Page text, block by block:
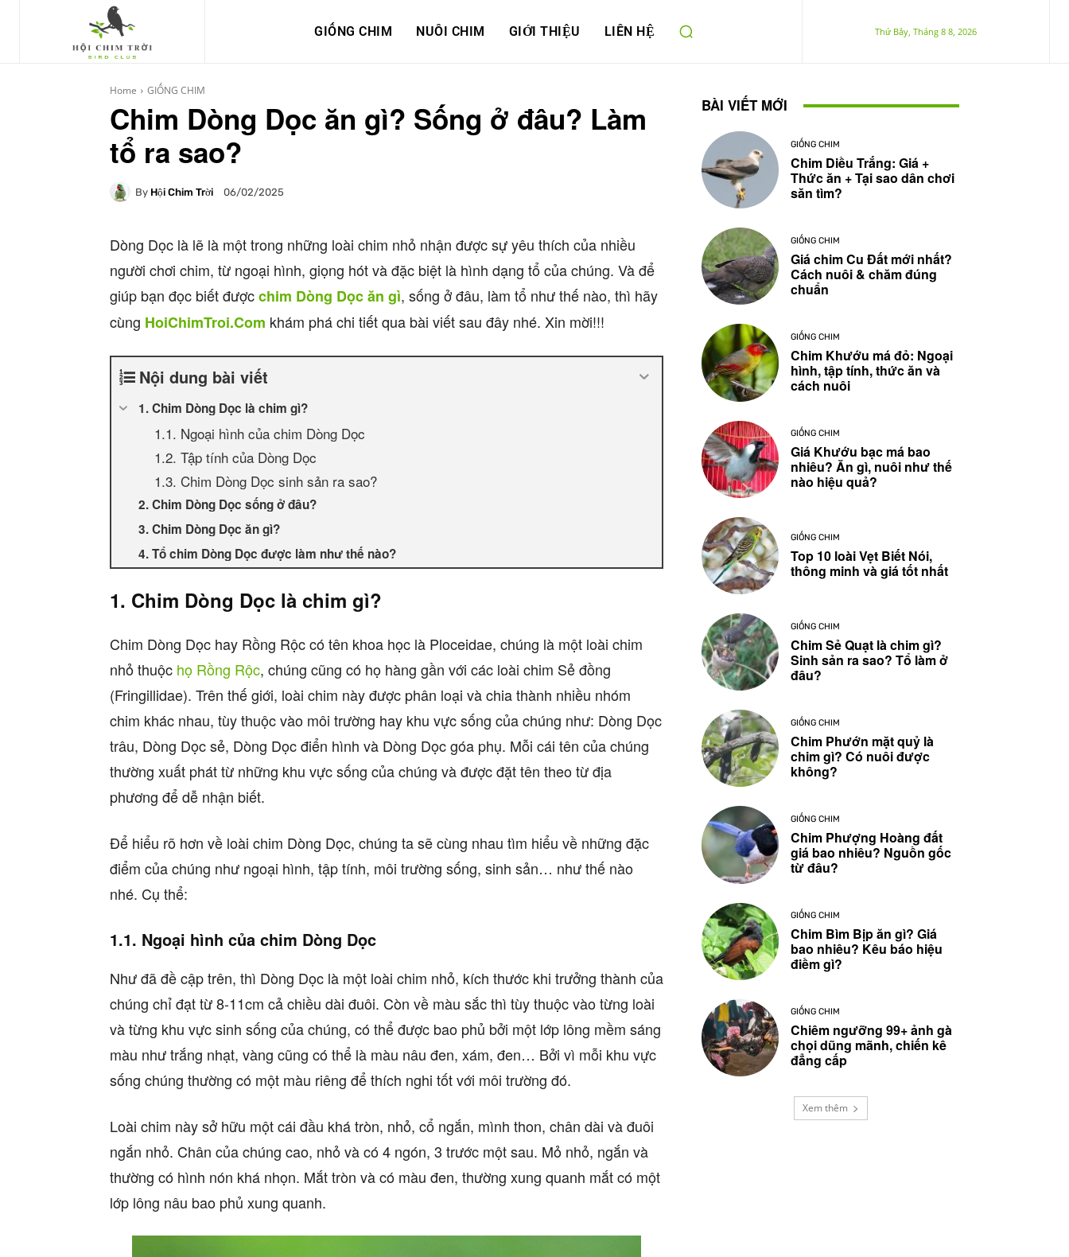
GIỐNG CHIM NUÔI CHIM GIỚI THIỆU LIÊN HỆ Thứ Bảy, Tháng 8 8, 2026
Home GIỐNG CHIM
Chim Dòng Dọc ăn gì? Sống ở đâu? Làm
tổ ra sao?
By Hội Chim Trời 06/02/2025
Dòng Dọc là lẽ là một trong những loài chim nhỏ nhận được sự yêu thích của nhiều
người chơi chim, từ ngoại hình, giọng hót và đặc biệt là hình dạng tổ của chúng. Và để
giúp bạn đọc biết đượcchim Dòng Dọc ăn gì, sống ở đâu, làm tổ như thế nào, thì hãy
cùng HoiChimTroi.Com khám phá chi tiết qua bài viết sau đây nhé. Xin mời!!!
Nội dung bài viết
1. Chim Dòng Dọc là chim gì?
1.1. Ngoại hình của chim Dòng Dọc
1.2. Tập tính của Dòng Dọc
1.3. Chim Dòng Dọc sinh sản ra sao?
2. Chim Dòng Dọc sống ở đâu?
3. Chim Dòng Dọc ăn gì?
4. Tổ chim Dòng Dọc được làm như thế nào?
1. Chim Dòng Dọc là chim gì?
Chim Dòng Dọc hay Rồng Rộc có tên khoa học là Ploceidae, chúng là một loài chim
nhỏ thuộc họ Rồng Rộc, chúng cũng có họ hàng gần với các loài chim Sẻ đồng
(Fringillidae). Trên thế giới, loài chim này được phân loại và chia thành nhiều nhóm
chim khác nhau, tùy thuộc vào môi trường hay khu vực sống của chúng như: Dòng Dọc
trâu, Dòng Dọc sẻ, Dòng Dọc điển hình và Dòng Dọc góa phụ. Mỗi cái tên của chúng
thường xuất phát từ những khu vực sống của chúng và được đặt tên theo từ địa
phương để dễ nhận biết.
Để hiểu rõ hơn về loài chim Dòng Dọc, chúng ta sẽ cùng nhau tìm hiểu về những đặc
điểm của chúng như ngoại hình, tập tính, môi trường sống, sinh sản… như thế nào
nhé. Cụ thể:
1.1. Ngoại hình của chim Dòng Dọc
Như đã đề cập trên, thì Dòng Dọc là một loài chim nhỏ, kích thước khi trưởng thành của
chúng chỉ đạt từ 8-11cm cả chiều dài đuôi. Còn về màu sắc thì tùy thuộc vào từng loài
và từng khu vực sinh sống của chúng, có thể được bao phủ bởi một lớp lông mềm sáng
màu như trắng nhạt, vàng cũng có thể là màu nâu đen, xám, đen… Bởi vì mỗi khu vực
sống chúng thường có một màu riêng để thích nghi tốt với môi trường đó.
Loài chim này sở hữu một cái đầu khá tròn, nhỏ, cổ ngắn, mình thon, chân dài và đuôi
ngắn nhỏ. Chân của chúng cao, nhỏ và có 4 ngón, 3 trước một sau. Mỏ nhỏ, ngắn và
thường có hình nón khá nhọn. Mắt tròn và có màu đen, thường xung quanh mắt có một
lớp lông nâu bao phủ xung quanh.
BÀI VIẾT MỚI
GIỐNG CHIM
Chim Diều Trắng: Giá +
Thức ăn + Tại sao dân chơi
săn tìm?
GIỐNG CHIM
Giá chim Cu Đất mới nhất?
Cách nuôi & chăm đúng
chuẩn
GIỐNG CHIM
Chim Khướu má đỏ: Ngoại
hình, tập tính, thức ăn và
cách nuôi
GIỐNG CHIM
Giá Khướu bạc má bao
nhiêu? Ăn gì, nuôi như thế
nào hiệu quả?
GIỐNG CHIM
Top 10 loài Vẹt Biết Nói,
thông minh và giá tốt nhất
GIỐNG CHIM
Chim Sẻ Quạt là chim gì?
Sinh sản ra sao? Tổ làm ở
đâu?
GIỐNG CHIM
Chim Phướn mặt quỷ là
chim gì? Có nuôi được
không?
GIỐNG CHIM
Chim Phượng Hoàng đất
giá bao nhiêu? Nguồn gốc
từ đâu?
GIỐNG CHIM
Chim Bìm Bịp ăn gì? Giá
bao nhiêu? Kêu báo hiệu
điềm gì?
GIỐNG CHIM
Chiêm ngưỡng 99+ ảnh gà
chọi dũng mãnh, chiến kê
đẳng cấp
Xem thêm